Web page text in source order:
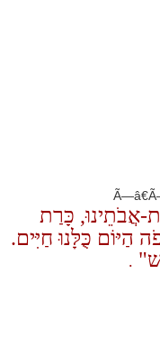
אֲבֹתֵינוּ, כָּרַת
הַיּוֹם כֻּלָּנוּ חַיִּים.
.